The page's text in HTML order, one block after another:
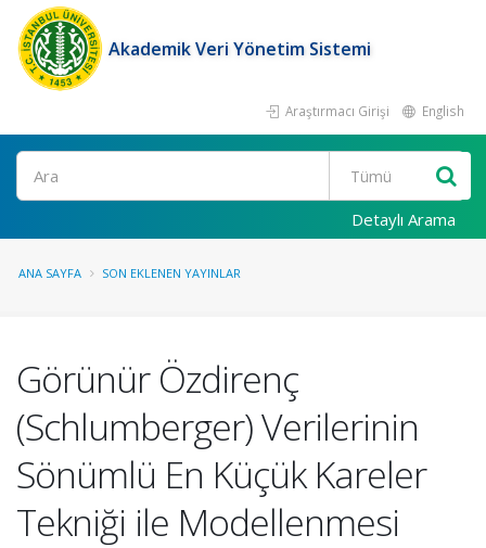
Akademik Veri Yönetim Sistemi
Araştırmacı Girişi English
Ara
Detaylı Arama
ANA SAYFA SON EKLENEN YAYINLAR
Görünür Özdirenç
(Schlumberger) Verilerinin
Sönümlü En Küçük Kareler
Tekniği ile Modellenmesi